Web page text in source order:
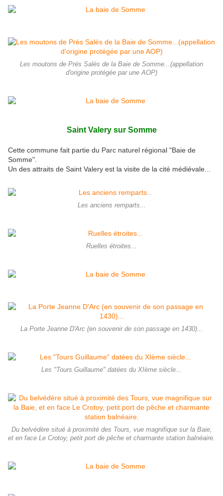
Les moutons de Prés Salés de la Baie de Somme...(appellation
d'origine protégée par une AOP)
Saint Valery sur Somme
Cette commune fait partie du Parc naturel régional "Baie de
Somme".
Un des attraits de Saint Valery est la visite de la cité médiévale...
Les anciens remparts...
Ruelles étroites...
La Porte Jeanne D'Arc (en souvenir de son passage en 1430)...
Les "Tours Guillaume" datées du XIème siècle...
Du belvédère situé à proximité des Tours, vue magnifique sur la Baie,
et en face Le Crotoy, petit port de pêche et charmante station balnéaire.